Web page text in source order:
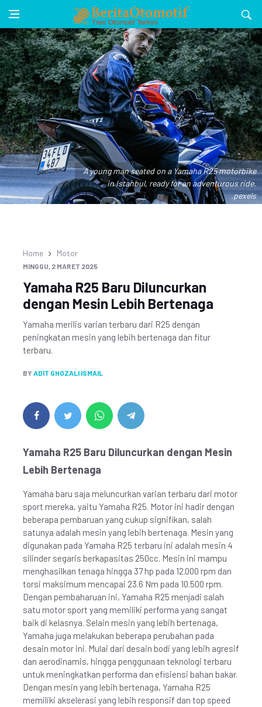
A young man seated on a Yamaha R25 motorbike
in Istanbul, ready for an adventurous ride.
.pexels
Home Motor
MINGGU, 2 MARET 2025
Yamaha R25 Baru Diluncurkan
dengan Mesin Lebih Bertenaga
Yamaha merilis varian terbaru dari R25 dengan
peningkatan mesin yang lebih bertenaga dan fitur
terbaru.
BY ADIT GHOZALI ISMAIL
Yamaha R25 Baru Diluncurkan dengan Mesin
Lebih Bertenaga
Yamaha baru saja meluncurkan varian terbaru dari motor
sport mereka, yaitu Yamaha R25. Motor ini hadir dengan
beberapa pembaruan yang cukup signifikan, salah
satunya adalah mesin yang lebih bertenaga. Mesin yang
digunakan pada Yamaha R25 terbaru ini adalah mesin 4
silinder segaris berkapasitas 250cc. Mesin ini mampu
menghasilkan tenaga hingga 37 hp pada 12.000 rpm dan
torsi maksimum mencapai 23.6 Nm pada 10.500 rpm.
Dengan pembaharuan ini, Yamaha R25 menjadi salah
satu motor sport yang memiliki performa yang sangat
baik di kelasnya. Selain mesin yang lebih bertenaga,
Yamaha juga melakukan beberapa perubahan pada
desain motor ini. Mulai dari desain bodi yang lebih agresif
dan aerodinamis, hingga penggunaan teknologi terbaru
untuk meningkatkan performa dan efisiensi bahan bakar.
Dengan mesin yang lebih bertenaga, Yamaha R25
memiliki akselerasi yang lebih responsif dan top speed